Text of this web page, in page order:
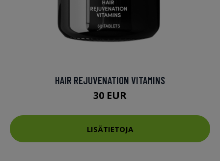
HAIR REJUVENATION VITAMINS
30 EUR
LISÄTIETOJA